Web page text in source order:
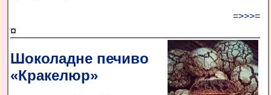
=>>>=
¤
Шоколадне печиво
«Кракелюр»